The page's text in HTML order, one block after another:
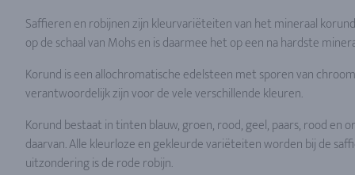
Saffieren en robijnen zijn kleurvariëteiten van het mineraal
op de schaal van Mohs en is daarmee het op een na hardste
Korund is een allochromatische edelsteen met sporen van
verantwoordelijk zijn voor de vele verschillende kleuren.
Korund bestaat in tinten blauw, groen, rood, geel, paars, rood en
daarvan. Alle kleurloze en gekleurde variëteiten worden bij de
uitzondering is de rode robijn.